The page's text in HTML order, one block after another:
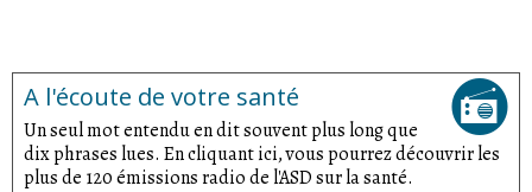
A l'écoute de votre santé
Un seul mot entendu en dit souvent plus long que
dix phrases lues. En cliquant ici, vous pourrez découvrir les
plus de 120 émissions radio de l'ASD sur la santé.